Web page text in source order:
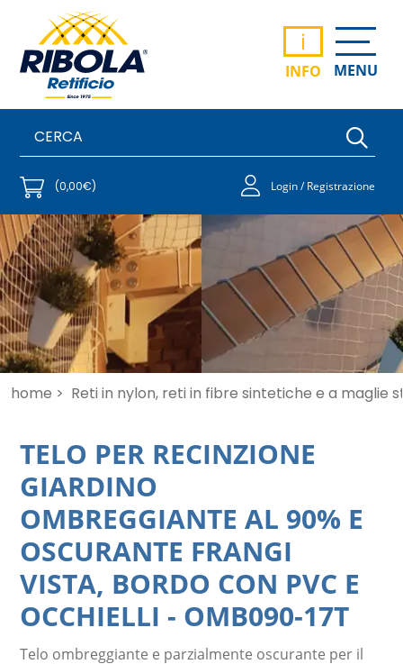
i
INFO MENU
(0,00€) Login / Registrazione
home > Reti in nylon, reti in fibre sintetiche e a maglie
TELO PER RECINZIONE
GIARDINO
OMBREGGIANTE AL 90% E
OSCURANTE FRANGI
VISTA, BORDO CON PVC E
OCCHIELLI - OMB090-17T
Telo ombreggiante e parzialmente oscurante per il